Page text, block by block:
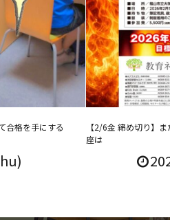
合格を手にする
【2/6金 締め切り】
座は